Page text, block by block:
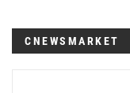
CNEWSMARKET